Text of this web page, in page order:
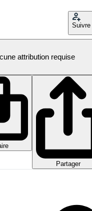
Suivre
attribution requise
Partager